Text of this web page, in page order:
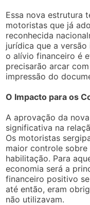
Essa nova estrutura
motoristas que já
reconhecida
jurídica que a versão
o alívio financeiro é
precisarão arcar
impressão do
O Impacto para os
A aprovação da
significativa na
Os motoristas
maior controle sobre
habilitação. Para
economia será a
financeiro positivo
até então, eram
não utilizavam.